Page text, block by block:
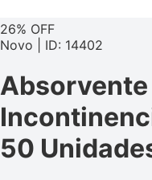
26% OFF
Novo | ID: 14402
Absorvente
50